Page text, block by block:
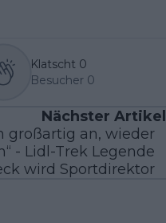
Klatscht 0
Besucher 0
Nächster Artikel
großartig an, wieder
- Lidl-Trek Legende
wird Sportdirektor